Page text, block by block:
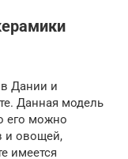
Дании и
Данная модель
его можно
и овощей,
имеется